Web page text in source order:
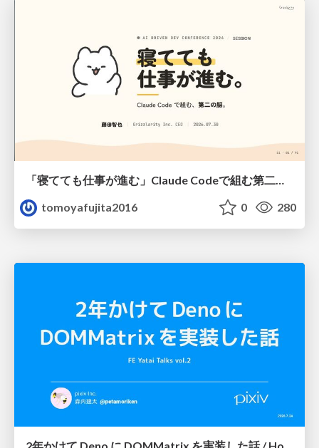
「寝てても仕事が進む」Claude Codeで組む第二の脳
tomoyafujita2016
0 280